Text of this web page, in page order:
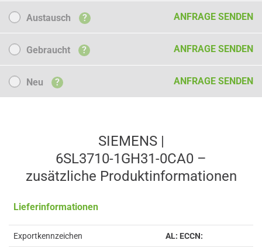
Austausch
Austausch ? ANFRAGE SENDEN
Gebraucht
Gebraucht ? ANFRAGE SENDEN
NeuNeu ? ANFRAGE SENDEN
SIEMENS |
6SL3710-1GH31-0CA0 –
zusätzliche Produkt­informationen
Lieferinformationen
Exportkennzeichen AL: ECCN: